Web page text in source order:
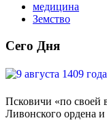
медицина
Земство
Сего Дня
Псковичи «по своей
Ливонского ордена